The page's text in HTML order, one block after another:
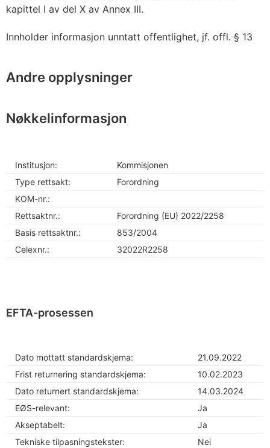
kapittel I av del X av Annex III.
Innholder informasjon unntatt offentlighet, jf. offl. § 13
Andre opplysninger
Nøkkelinformasjon
Institusjon:
Kommisjonen
Type rettsakt:
Forordning
KOM-nr.:
Rettsaktnr.:
Forordning (EU) 2022/2258
Basis rettsaktnr.:
853/2004
Celexnr.:
32022R2258
EFTA-prosessen
Dato mottatt standardskjema:
21.09.2022
Frist returnering standardskjema:
10.02.2023
Dato returnert standardskjema:
14.03.2024
EØS-relevant:
Ja
Akseptabelt:
Ja
Tekniske tilpasningstekster:
Nei